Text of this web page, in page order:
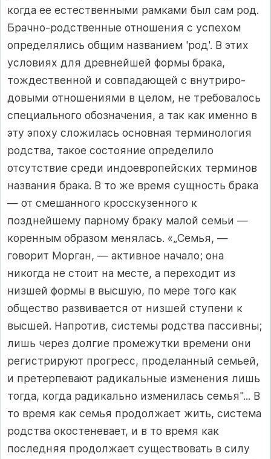
когда ее естественными рамками был сам род.
Брачно-родственные отношения с успехом
определялись общим названием 'род'. В этих
условиях для древнейшей формы брака,
тождественной и совпадающей с внутриро-
довыми отношениями в целом, не требовалось
специального обозначения, а так как именно в
эту эпоху сложилась основная терминология
родства, такое состояние определило
отсутствие среди индоевропейских терминов
названия брака. В то же время сущность брака
— от смешанного кросскузенного к
позднейшему парному браку малой семьи —
коренным образом менялась. «„Семья, —
говорит Морган, — активное начало; она
никогда не стоит на месте, а переходит из
низшей формы в высшую, по мере того как
общество развивается от низшей ступени к
высшей. Напротив, системы родства пассивны;
лишь через долгие промежутки времени они
регистрируют прогресс, проделанный семьей,
и претерпевают радикальные изменения лишь
тогда, когда радикально изменилась семья"... В
то время как семья продолжает жить, система
родства окостеневает, и в то время как
последняя продолжает существовать в силу